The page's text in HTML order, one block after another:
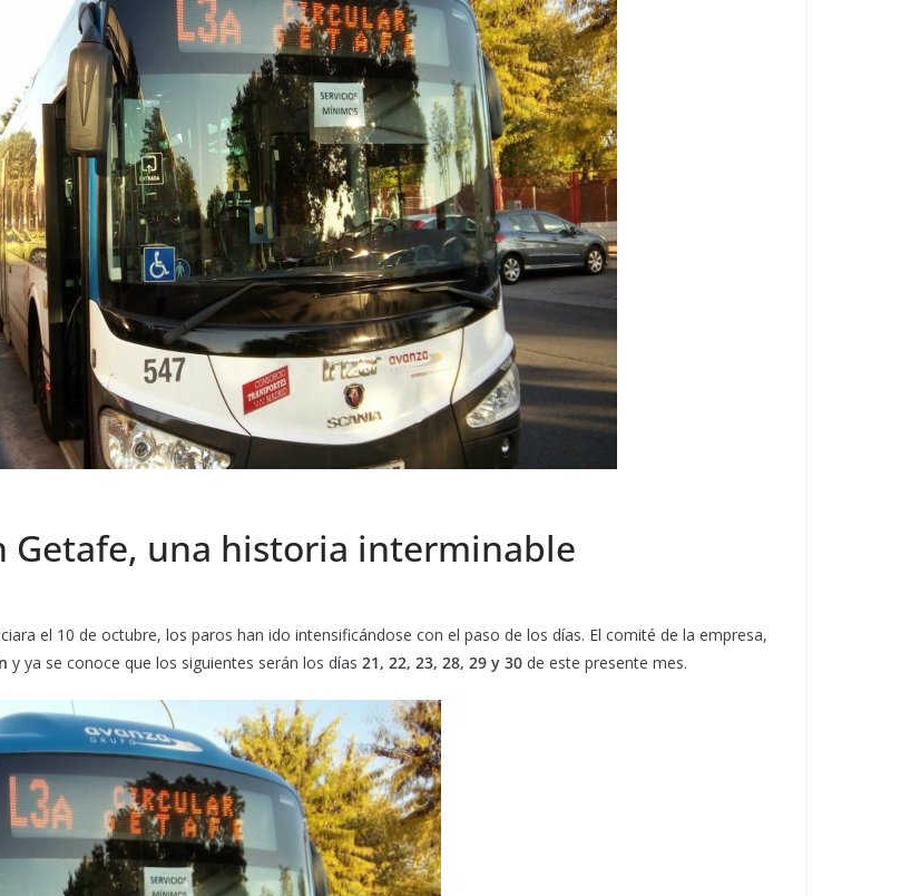
Getafe, una historia interminable
el 10 de octubre, los paros han ido intensificándose con el paso de los días. El comité de la empresa,
y ya se conoce que los siguientes serán los días 21, 22, 23, 28, 29 y 30 de este presente mes.